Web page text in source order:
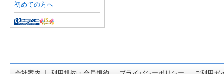
初めての方へ